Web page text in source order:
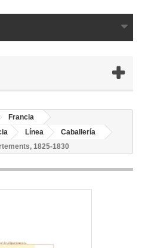
Francia
Línea
Caballería
1825-1830